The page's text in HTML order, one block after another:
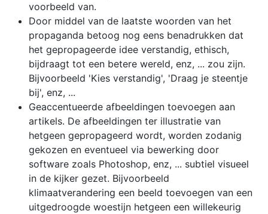
voorbeeld van.
Door middel van de laatste woorden van het
propaganda betoog nog eens benadrukken dat
het gepropageerde idee verstandig, ethisch,
bijdraagt tot een betere wereld, enz, ... zou zijn.
Bijvoorbeeld 'Kies verstandig', 'Draag je steentje
bij', enz, ...
Geaccentueerde afbeeldingen toevoegen aan
artikels. De afbeeldingen ter illustratie van
hetgeen gepropageerd wordt, worden zodanig
gekozen en eventueel via bewerking door
software zoals Photoshop, enz, ... subtiel visueel
in de kijker gezet. Bijvoorbeeld
klimaatverandering een beeld toevoegen van een
uitgedroogde woestijn hetgeen een willekeurig